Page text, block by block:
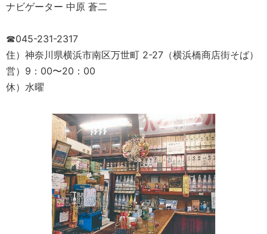
ナビゲーター 中原 蒼二
☎045-231-2317
住）神奈川県横浜市南区万世町 2-27（横浜橋商店街そば）
営）9：00〜20：00
休）水曜